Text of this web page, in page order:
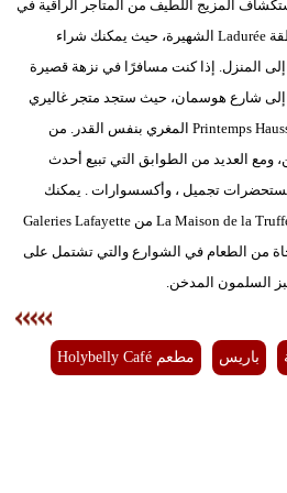
المزيج اللطيف من المتاجر الراقية في
شارع الشانزليزيه، فضلًا عن منطقة Ladurée الشهيرة، حيث يمكنك شراء
إلى المنزل. إذا كنت مسافرًا في نزهة قصيرة
شارع هوسمان، حيث ستجد متجر غاليري
لافاييت الأسطوري بجانب Printemps Haussmann المغري بنفس القدر. من
ومع العديد من الطوابق التي تبيع أحدث
تجميل ، وأكسسوارات . يمكنك
التوقف لتناول الغداء في مطعم La Maison de la Truffe من Galeries Lafayette
من الطعام في الشوارع والتي تشتمل على
السلمون المدخن.
باريس مطعم Holybelly Café